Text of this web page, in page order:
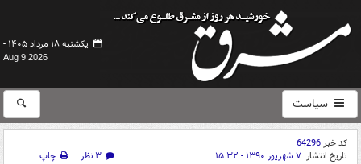
یکشنبه ۱۸ مرداد ۱۴۰۵ -
Aug 9 2026
سیاست
کد خبر64296
تاریخ انتشار: ۷ شهریور ۱۳۹۰ - ۱۵:۳۲ ۳ نظر
چاپ